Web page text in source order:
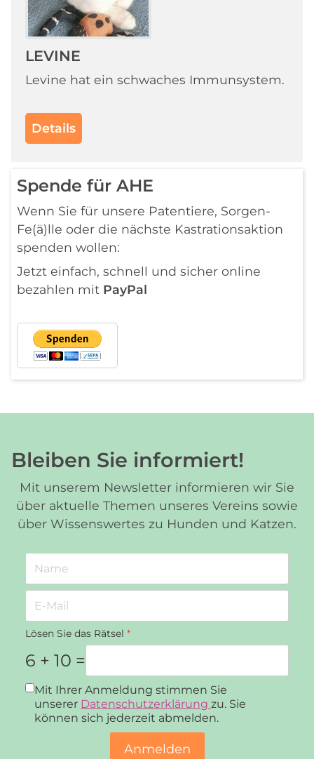
LEVINE
Levine hat ein schwaches Immunsystem.
Details
Spende für AHE
Wenn Sie für unsere Patentiere, Sorgen-
Fe(ä)lle oder die nächste Kastrationsaktion
spenden wollen:
Jetzt einfach, schnell und sicher online
bezahlen mit PayPal
Bleiben Sie informiert!
Mit unserem Newsletter informieren wir Sie
über aktuelle Themen unseres Vereins sowie
über Wissenswertes zu Hunden und Katzen.
Lösen Sie das Rätsel *
6 + 10 =
Datenschutz*
Mit Ihrer Anmeldung stimmen Sie
unserer Datenschutzerklärung zu. Sie
können sich jederzeit abmelden.
Anmelden